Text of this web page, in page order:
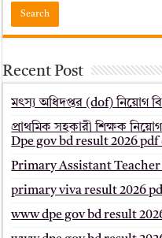
Recent Post
মৎস্য অধিদপ্তর (dof) নিয়োগ
প্রাথমিক সহকারী শিক্ষক
Dpe gov bd result 2026
Primary Assistant
primary viva result 2026
www dpe gov bd result